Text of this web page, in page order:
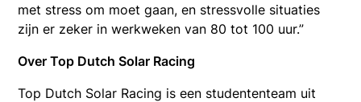
met stress om moet gaan, en stressvolle situaties
zijn er zeker in werkweken van 80 tot 100 uur.”
Over Top Dutch Solar Racing
Top Dutch Solar Racing is een studententeam uit